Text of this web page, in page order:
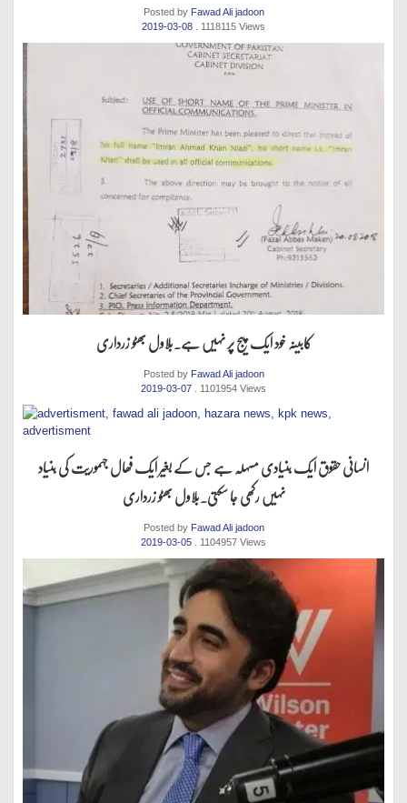
Posted by Fawad Ali jadoon
2019-03-08
. 1118115 Views
کابینہ خود ایک پیج پر نہیں ہے.بلاول بھٹو زرداری
Posted by Fawad Ali jadoon
2019-03-07
. 1101954 Views
انسانی حقوق ایک بنیادی مسہلہ ہے جس کے بغیر ایک فھال جہموریت کی بنیاد
نہیں رکھی جا سکتی.بلاول بھٹو زرداری
Posted by Fawad Ali jadoon
2019-03-05
. 1104957 Views